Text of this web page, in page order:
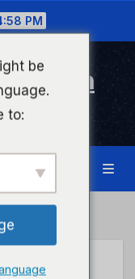
PM
be
to: